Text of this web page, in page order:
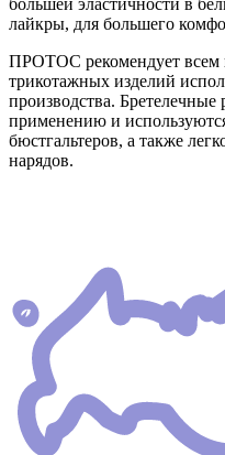
большей эластичности в
лайкры, для большего
ПРОТОС рекомендует всем
трикотажных изделий
производства. Бретелечные
применению и
бюстгальтеров, а также
нарядов.